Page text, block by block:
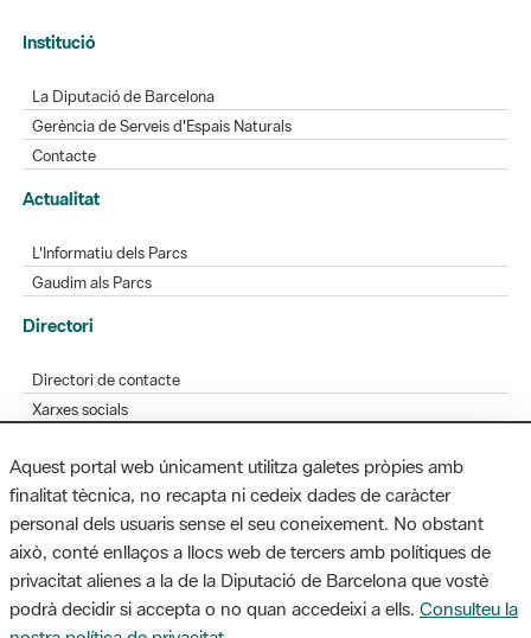
Institució
La Diputació de Barcelona
Gerència de Serveis d'Espais Naturals
Contacte
Actualitat
L'Informatiu dels Parcs
Gaudim als Parcs
Directori
Directori de contacte
Xarxes socials
Bústia de suggeriments
Opineu sobre els parcs
MAPA WEB AVÍS LEGAL ACCESSIBILITAT
Aquest portal web únicament utilitza galetes pròpies amb
finalitat tècnica, no recapta ni cedeix dades de caràcter
personal dels usuaris sense el seu coneixement. No obstant
això, conté enllaços a llocs web de tercers amb polítiques de
privacitat alienes a la de la Diputació de Barcelona que vostè
podrà decidir si accepta o no quan accedeixi a ells. Consulteu la